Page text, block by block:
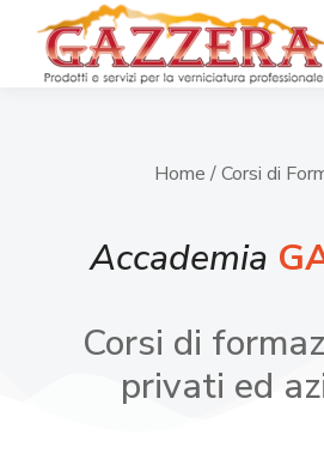
Home / Corsi di
Accademia
Corsi di
privati ed